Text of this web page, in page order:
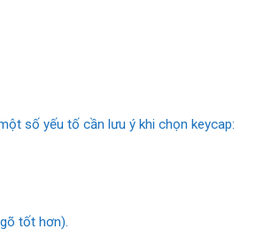
số yếu tố cần lưu ý khi chọn keycap:
tốt hơn).